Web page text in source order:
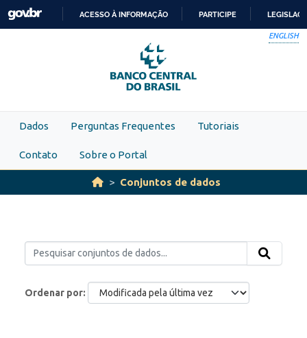
Skip to main content
PARA
O
CONTEÚDO
ACESSO À INFORMAÇÃO PARTICIPE
ENGLISH
Dados Perguntas Frequentes Tutoriais
Contato Sobre o Portal
Conjuntos de dados
Ordenar por